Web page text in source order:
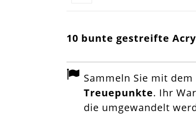
10 bunte gestreifte
Sammeln Sie mit
Treuepunkte. Ihr
die umgewandelt